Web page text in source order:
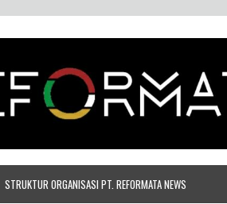
STRUKTUR ORGANISASI PT. REFORMATA NEWS